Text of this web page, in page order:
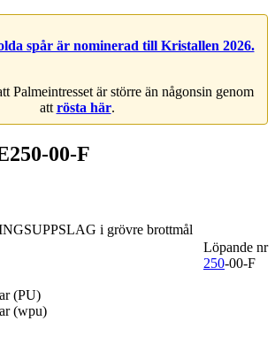
spår är nominerad till Kristallen 2026.
Palmeintresset är större än någonsin genom
att rösta här.
00-F
i grövre brottmål
Löpande nr
250-00-F
(PU)
(wpu)